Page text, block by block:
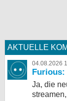
AKTUELLE
04.08.2026
Ja, die